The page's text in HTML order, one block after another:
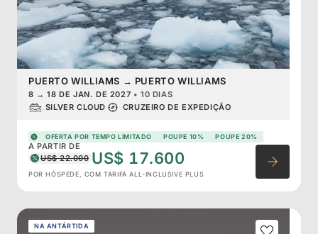
PUERTO WILLIAMS → PUERTO WILLIAMS
8 → 18 DE JAN. DE 2027 •10 DIAS
SILVER CLOUD
CRUZEIRO DE EXPEDIÇÃO
OFERTA POR TEMPO LIMITADO POUPE 10% POUPE 20%
A PARTIR DE
US$ 22.000 US$ 17.600
POR HÓSPEDE, COM TARIFA ALL-INCLUSIVE PLUS
NA ANTÁRTIDA